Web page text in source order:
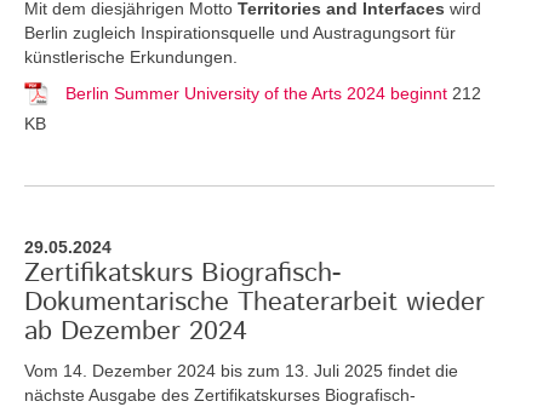
Mit dem diesjährigen Motto Territories and Interfaces wird
Berlin zugleich Inspirationsquelle und Austragungsort für
künstlerische Erkundungen.
Berlin Summer University of the Arts 2024 beginnt 212
KB
29.05.2024
Zertifikatskurs Biografisch-
Dokumentarische Theaterarbeit wieder
ab Dezember 2024
Vom 14. Dezember 2024 bis zum 13. Juli 2025 findet die
nächste Ausgabe des Zertifikatskurses Biografisch-